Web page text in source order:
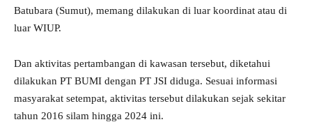
Batubara (Sumut), memang dilakukan di luar koordinat atau di
luar WIUP.
Dan aktivitas pertambangan di kawasan tersebut, diketahui
dilakukan PT BUMI dengan PT JSI diduga. Sesuai informasi
masyarakat setempat, aktivitas tersebut dilakukan sejak sekitar
tahun 2016 silam hingga 2024 ini.